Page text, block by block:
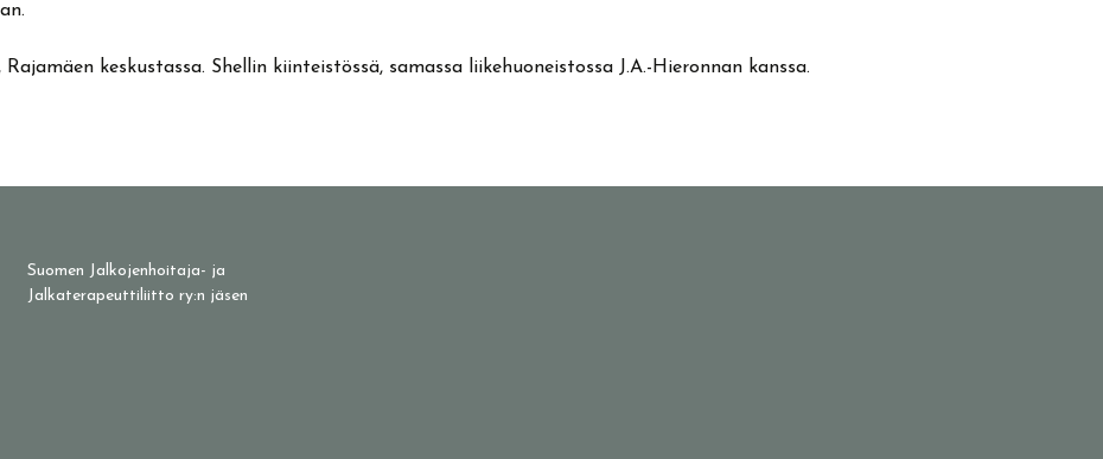
keskustassa. Shellin kiinteistössä, samassa liikehuoneistossa J.A.-Hieronnan kanssa.
Suomen Jalkojenhoitaja- ja
Jalkaterapeuttiliitto ry:n jäsen